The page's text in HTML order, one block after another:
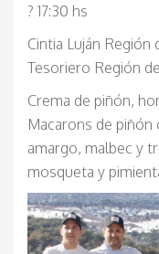
? 17:30 hs
Cintia Luján Región
Tesoriero Región
Crema de piñón,
Macarons de
amargo, malbec y
mosqueta y